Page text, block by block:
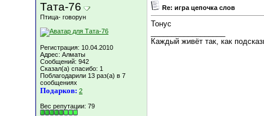
Тата-76
Птица- говорун
Регистрация: 10.04.2010
Адрес: Алматы
Сообщений: 942
Сказал(а) спасибо: 1
Поблагодарили 13 раз(а) в 7
сообщениях
Подарков: 2
Вес репутации: 79
Re: игра цепочка слов
Тонус
Каждый живёт так, как